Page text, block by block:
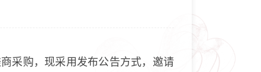
采购，现采用发布公告方式，邀请